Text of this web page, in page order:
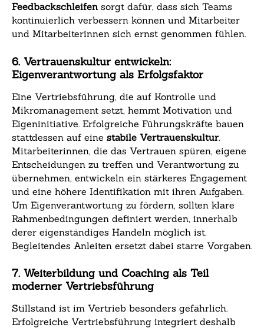
Feedbackschleifensorgt dafür, dass sich Teams
kontinuierlich verbessern können und Mitarbeiter
und Mitarbeiterinnen sich ernst genommen fühlen.
6. Vertrauenskultur entwickeln:
Eigenverantwortung als Erfolgsfaktor
Eine Vertriebsführung, die auf Kontrolle und
Mikromanagement setzt, hemmt Motivation und
Eigeninitiative. Erfolgreiche Führungskräfte bauen
stattdessen auf eine stabile Vertrauenskultur.
Mitarbeiterinnen, die das Vertrauen spüren, eigene
Entscheidungen zu treffen und Verantwortung zu
übernehmen, entwickeln ein stärkeres Engagement
und eine höhere Identifikation mit ihren Aufgaben.
Um Eigenverantwortung zu fördern, sollten klare
Rahmenbedingungen definiert werden, innerhalb
derer eigenständiges Handeln möglich ist.
Begleitendes Anleiten ersetzt dabei starre Vorgaben.
7. Weiterbildung und Coaching als Teil
moderner Vertriebsführung
Stillstand ist im Vertrieb besonders gefährlich.
Erfolgreiche Vertriebsführung integriert deshalb